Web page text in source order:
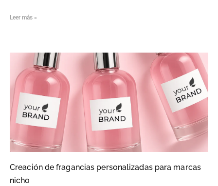
Leer más »
Creación de fragancias personalizadas para marcas
nicho